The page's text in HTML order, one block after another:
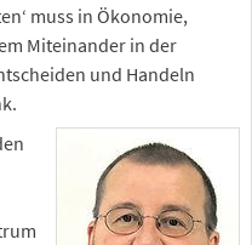
muss in Ökonomie,
Miteinander in der
und Handeln